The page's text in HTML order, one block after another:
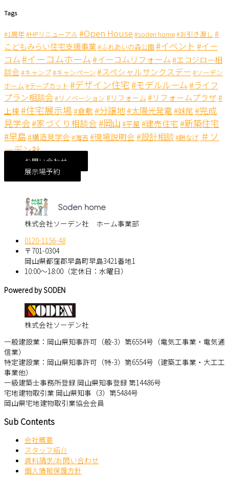
Tags
#1周年#HPリニューアル#Open House #soden home#お引き渡し #
こどもみらい住宅支援事業#ふれあいの森公園 #イベント #イー
コム#イーコムホーム #イーコムリフォーム#エコジロー相
談会#キャンプ#キャンペーン#スペシャルサンクスデー #ソーデン
ホーム #テープカット #デザイン住宅 #モデルルーム#ライフ
プラン相談会#リノベーション #リフォーム#リフォームプラザ#
上棟#住宅展示場#倉敷#分譲地#太陽光発電#妹尾#完成
見学会#家づくり相談会#岡山 #平屋 #建売住宅 #新築住宅
#早島#構造見学会 #海吉#現場説明会#設計相談#餅なげ ＃ソ
ーデン社
お問い合わせ
展示場予約
株式会社ソーデン社 ホーム事業部
0120-1156-48
〒701-0304
岡山県都窪郡早島町早島3421番地1
10:00～18:00（定休日：水曜日）
Powered by SODEN
株式会社ソーデン社
一般建設業：岡山県知事許可（般-3）第6554号（電気工事業・電気通
信業）
特定建設業：岡山県知事許可（特-3）第6554号（建築工事業・大工工
事業他）
一級建築士事務所登録 岡山県知事登録 第14486号
宅地建物取引業 岡山県知事（3）第5484号
岡山県宅地建物取引業協会会員
Sub Contents
会社概要
スタッフ紹介
資料請求/お問い合わせ
個人情報保護方針